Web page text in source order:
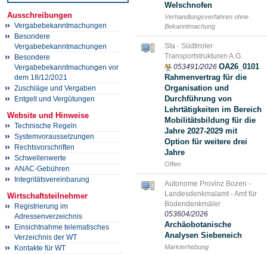
Ausschreibungen
Vergabebekanntmachungen
Besondere
Vergabebekanntmachungen
Besondere
Vergabebekanntmachungen vor
dem 18/12/2021
Zuschläge und Vergaben
Entgelt und Vergütungen
Website und Hinweise
Technische Regeln
Systemvoraussetzungen
Rechtsvorschriften
Schwellenwerte
ANAC-Gebühren
Integritätsvereinbarung
Wirtschaftsteilnehmer
Registrierung im
Adressenverzeichnis
Einsichtnahme telematisches
Verzeichnis der WT
Kontakte für WT
Welschnofen
Verhandlungsverfahren ohne
Bekanntmachung
Sta - Südtiroler
Transportstrukturen A.G.
053491/2026 OA26_0101
Rahmenvertrag für die
Organisation und
Durchführung von
Lehrtätigkeiten im Bereich
Mobilitätsbildung für die
Jahre 2027-2029 mit
Option für weitere drei
Jahre
Offen
Autonome Provinz Bozen -
Landesdenkmalamt - Amt für
Bodendenkmäler
053604/2026
Archäobotanische
Analysen Siebeneich
Markterhebung